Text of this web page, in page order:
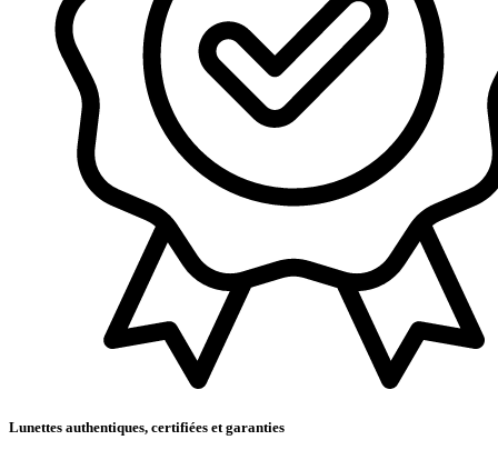
Lunettes authentiques, certifiées et garanties